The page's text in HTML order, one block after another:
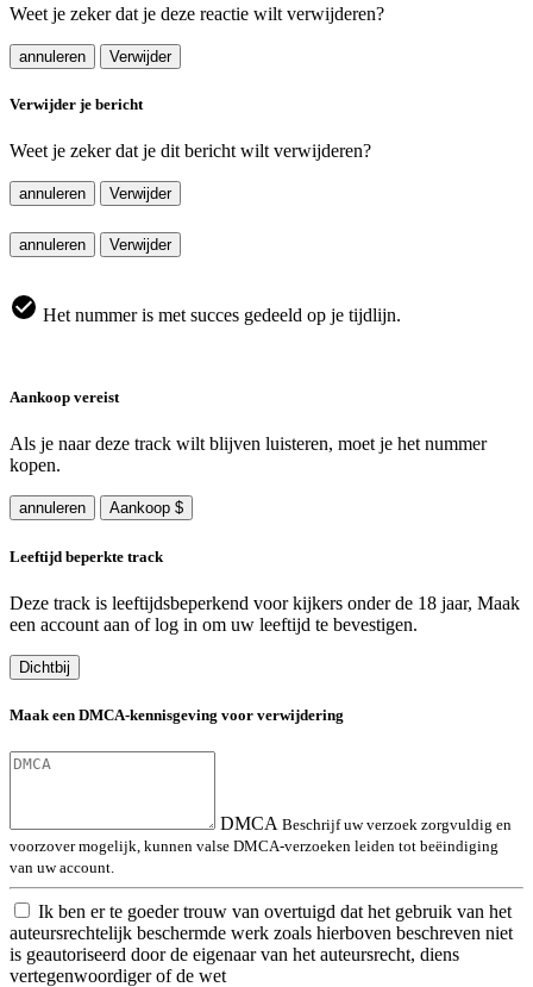
Weet je zeker dat je deze reactie wilt verwijderen?
annuleren Verwijder
Verwijder je bericht
Weet je zeker dat je dit bericht wilt verwijderen?
annuleren Verwijder
annuleren Verwijder
Het nummer is met succes gedeeld op je tijdlijn.
Aankoop vereist
Als je naar deze track wilt blijven luisteren, moet je het nummer
kopen.
annuleren Aankoop $
Leeftijd beperkte track
Deze track is leeftijdsbeperkend voor kijkers onder de 18 jaar, Maak
een account aan of log in om uw leeftijd te bevestigen.
Dichtbij
Maak een DMCA-kennisgeving voor verwijdering
DMCA Beschrijf uw verzoek zorgvuldig en
voorzover mogelijk, kunnen valse DMCA-verzoeken leiden tot beëindiging
van uw account.
Ik ben er te goeder trouw van overtuigd dat het gebruik van het
auteursrechtelijk beschermde werk zoals hierboven beschreven niet
is geautoriseerd door de eigenaar van het auteursrecht, diens
vertegenwoordiger of de wet